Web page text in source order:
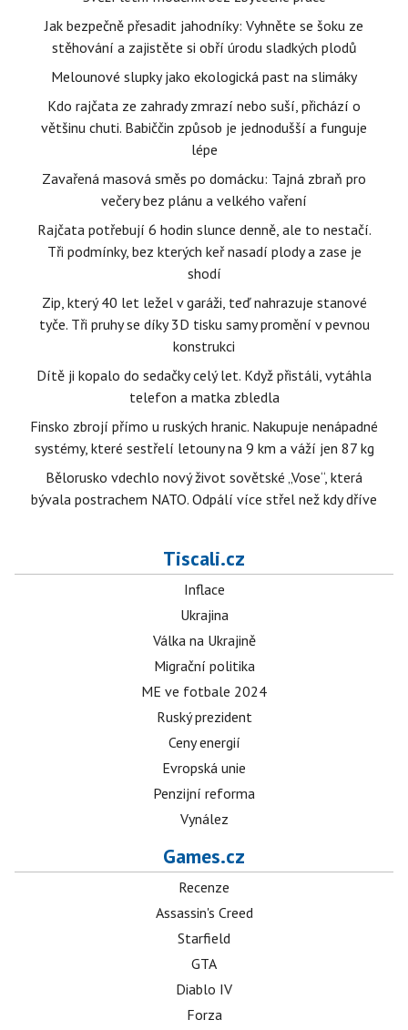
Jak bezpečně přesadit jahodníky: Vyhněte se šoku ze
stěhování a zajistěte si obří úrodu sladkých plodů
Melounové slupky jako ekologická past na slimáky
Kdo rajčata ze zahrady zmrazí nebo suší, přichází o
většinu chuti. Babiččin způsob je jednodušší a funguje
lépe
Zavařená masová směs po domácku: Tajná zbraň pro
večery bez plánu a velkého vaření
Rajčata potřebují 6 hodin slunce denně, ale to nestačí.
Tři podmínky, bez kterých keř nasadí plody a zase je
shodí
Zip, který 40 let ležel v garáži, teď nahrazuje stanové
tyče. Tři pruhy se díky 3D tisku samy promění v pevnou
konstrukci
Dítě ji kopalo do sedačky celý let. Když přistáli, vytáhla
telefon a matka zbledla
Finsko zbrojí přímo u ruských hranic. Nakupuje nenápadné
systémy, které sestřelí letouny na 9 km a váží jen 87 kg
Bělorusko vdechlo nový život sovětské „Vose“, která
bývala postrachem NATO. Odpálí více střel než kdy dříve
Tiscali.cz
Inflace
Ukrajina
Válka na Ukrajině
Migrační politika
ME ve fotbale 2024
Ruský prezident
Ceny energií
Evropská unie
Penzijní reforma
Vynález
Games.cz
Recenze
Assassin's Creed
Starfield
GTA
Diablo IV
Forza